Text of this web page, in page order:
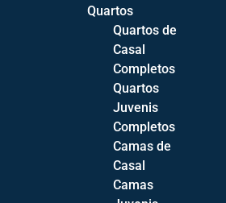
Cadeirões
Sofás-Cama
Sofás de Canto
Sofá 2 Lugares
Sofá 3 Lugares
Quartos
Quartos de
Casal
Completos
Quartos
Juvenis
Completos
Camas de
Casal
Camas